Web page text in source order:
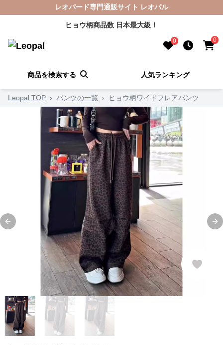
レオパード専門通販サイト レオパル
ヒョウ柄商品数 日本最大級！
0 0
商品を検索する 人気ランキング
Leopal TOP › パンツの一覧 › ヒョウ柄ワイドフレアパンツ
Previous slide